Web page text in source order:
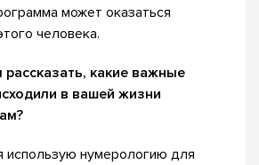
может оказаться
человека.
какие важные
в вашей жизни
нумерологию для